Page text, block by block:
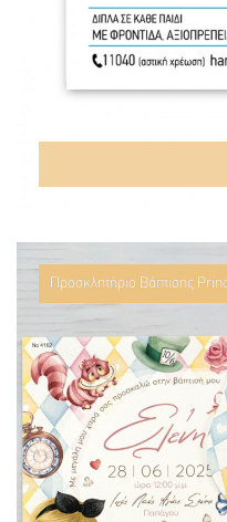
Προσκλητήριο Βάπτισης